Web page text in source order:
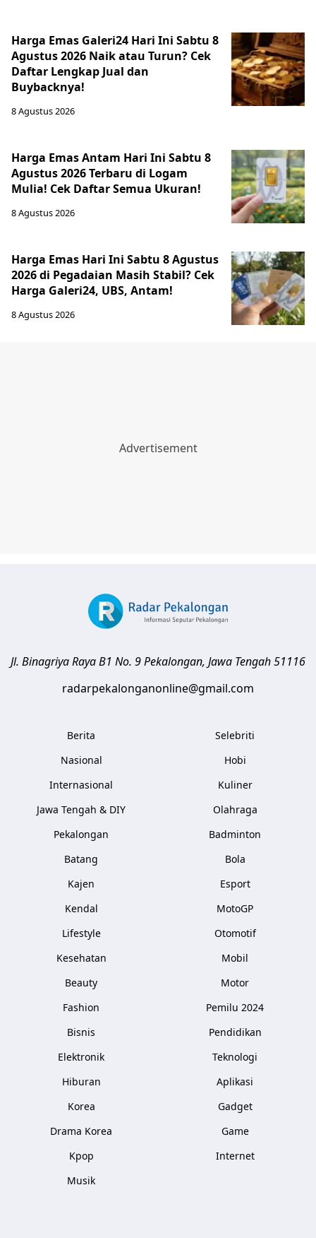
Harga Emas Galeri24 Hari Ini Sabtu 8
Agustus 2026 Naik atau Turun? Cek
Daftar Lengkap Jual dan
Buybacknya!
8 Agustus 2026
Harga Emas Antam Hari Ini Sabtu 8
Agustus 2026 Terbaru di Logam
Mulia! Cek Daftar Semua Ukuran!
8 Agustus 2026
Harga Emas Hari Ini Sabtu 8 Agustus
2026 di Pegadaian Masih Stabil? Cek
Harga Galeri24, UBS, Antam!
8 Agustus 2026
Jl. Binagriya Raya B1 No. 9Pekalongan, Jawa Tengah51116
radarpekalonganonline@gmail.com
Berita
Nasional
Internasional
Jawa Tengah & DIY
Pekalongan
Batang
Kajen
Kendal
Lifestyle
Kesehatan
Beauty
Fashion
Bisnis
Elektronik
Hiburan
Korea
Drama Korea
Kpop
Musik
Selebriti
Hobi
Kuliner
Olahraga
Badminton
Bola
Esport
MotoGP
Otomotif
Mobil
Motor
Pemilu 2024
Pendidikan
Teknologi
Aplikasi
Gadget
Game
Internet